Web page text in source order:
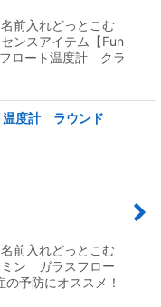
前入れどっとこむ
ンスアイテム【Fun
ロート温度計 クラ
度計 ラウンド
前入れどっとこむ
ン ガラスフロー
予防にオススメ！